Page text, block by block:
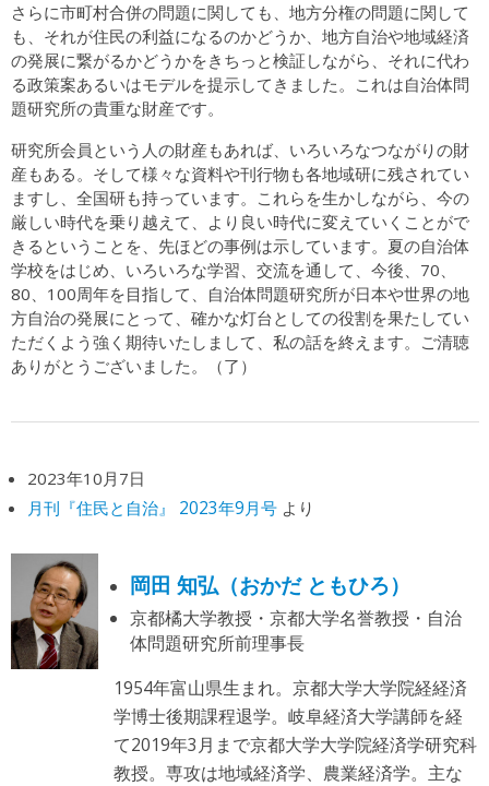
さらに市町村合併の問題に関しても、地方分権の問題に関して
も、それが住民の利益になるのかどうか、地方自治や地域経済
の発展に繋がるかどうかをきちっと検証しながら、それに代わ
る政策案あるいはモデルを提示してきました。これは自治体問
題研究所の貴重な財産です。
研究所会員という人の財産もあれば、いろいろなつながりの財
産もある。そして様々な資料や刊行物も各地域研に残されてい
ますし、全国研も持っています。これらを生かしながら、今の
厳しい時代を乗り越えて、より良い時代に変えていくことがで
きるということを、先ほどの事例は示しています。夏の自治体
学校をはじめ、いろいろな学習、交流を通して、今後、70、
80、100周年を目指して、自治体問題研究所が日本や世界の地
方自治の発展にとって、確かな灯台としての役割を果たしてい
ただくよう強く期待いたしまして、私の話を終えます。ご清聴
ありがとうございました。（了）
2023年10月7日
月刊『住民と自治』 2023年9月号より
岡田 知弘（おかだ ともひろ）
京都橘大学教授・京都大学名誉教授・自治
体問題研究所前理事長
1954年富山県生まれ。京都大学大学院経経済
学博士後期課程退学。岐阜経済大学講師を経
て2019年3月まで京都大学大学院経済学研究科
教授。専攻は地域経済学、農業経済学。主な